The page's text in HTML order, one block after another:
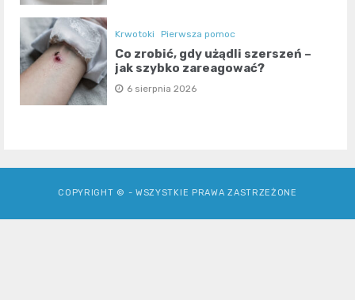
Krwotoki Pierwsza pomoc
Co zrobić, gdy użądli szerszeń –
jak szybko zareagować?
6 sierpnia 2026
COPYRIGHT © - WSZYSTKIE PRAWA ZASTRZEŻONE